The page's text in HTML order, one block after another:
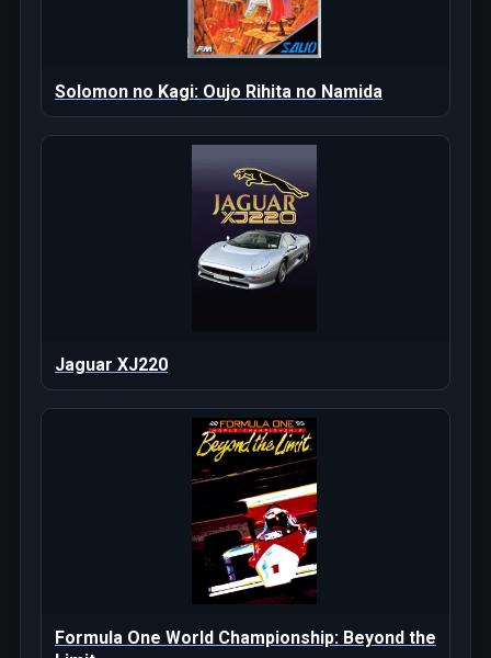
Solomon no Kagi: Oujo Rihita no Namida
Jaguar XJ220
Formula One World Championship: Beyond the